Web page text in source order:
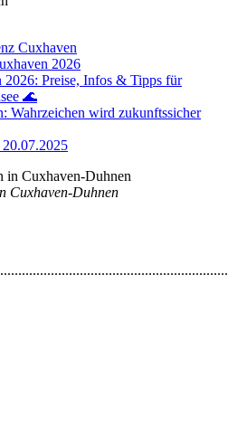
Cuxhaven
2026
2026: Preise, Infos & Tipps für
🌊
Wahrzeichen wird zukunftssicher
Cuxhaven-Duhnen